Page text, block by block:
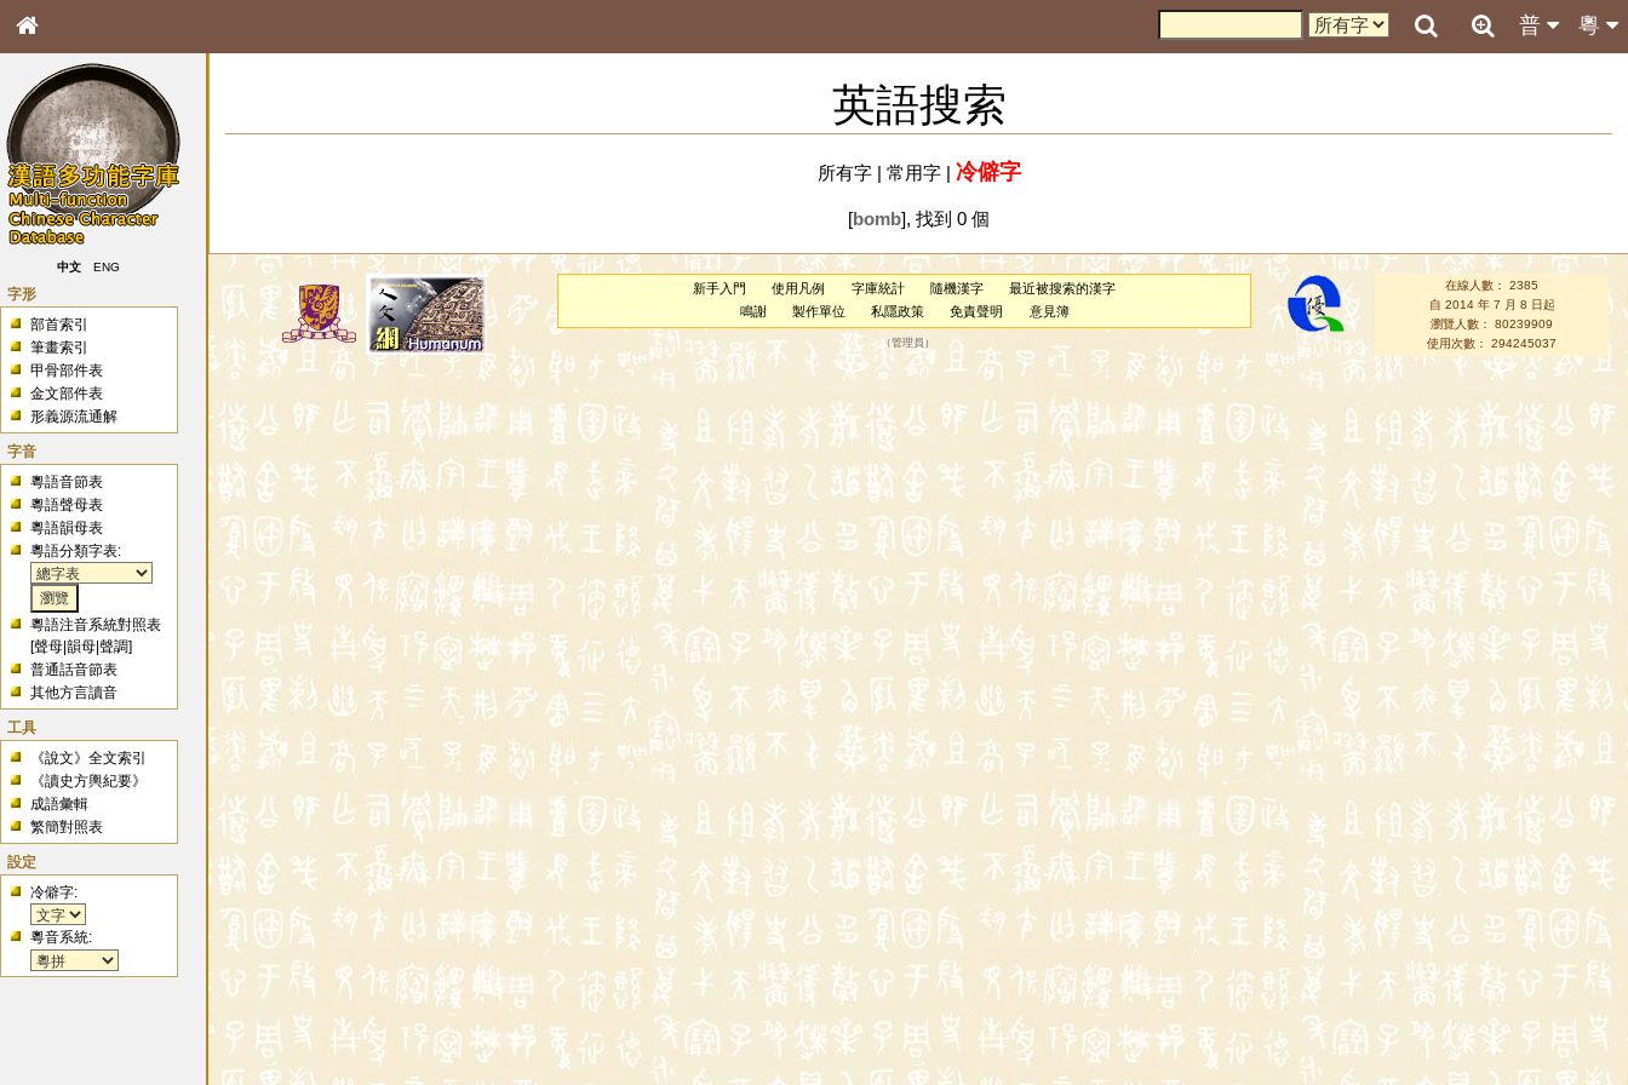
粵
普
中文 ENG
字形
部首索引
筆畫索引
甲骨部件表
金文部件表
形義源流通解
字音
粵語音節表
粵語聲母表
粵語韻母表
粵語分類字表:
粵語注音系統對照表
[聲母 |韻母 |聲調]
普通話音節表
其他方言讀音
工具
《說文》全文索引
《讀史方輿紀要》
成語彙輯
繁簡對照表
設定
冷僻字:
粵音系統:
英語搜索
所有字| 常用字| 冷僻字
[bomb], 找到 0 個
新手入門 使用凡例 字庫統計 隨機漢字
最近被搜索的漢字
鳴謝
製作單位 私隱政策 免責聲明 意見簿
（管理員 ）
在線人數： 2385
自 2014 年 7 月 8 日起
瀏覽人數： 80239909
使用次數： 294245037